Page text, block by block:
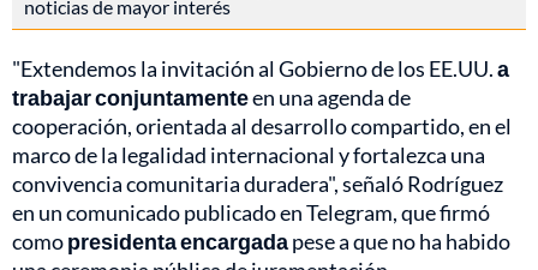
noticias de mayor interés
"Extendemos la invitación al Gobierno de los EE.UU.a
trabajar conjuntamenteen una agenda de
cooperación, orientada al desarrollo compartido, en el
marco de la legalidad internacional y fortalezca una
convivencia comunitaria duradera", señaló Rodríguez
en un comunicado publicado en Telegram, que firmó
comopresidenta encargadapese a que no ha habido